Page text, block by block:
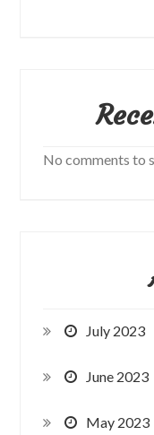
No comments to
July 2023
June 2023
May 2023